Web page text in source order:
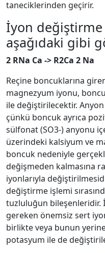
taneciklerinden geçirir.
İyon değiştirme
aşağıdaki gibi
2 RNa Ca -> R2Ca 2 Na
Reçine boncuklarına
magnezyum iyonu,
ile değiştirilecektir.
çünkü boncuk ayrıca
sülfonat (SO3-) anyonu
üzerindeki kalsiyum ve
boncuk nedeniyle
değişmeden kalmasına
iyonlarıyla
değiştirme işlemi
tuzluluğun bileşenleridir.
gereken önemsiz sert
birlikte veya bunun
potasyum ile de